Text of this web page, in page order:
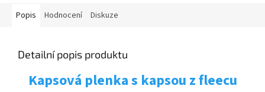
Popis Hodnocení Diskuze
Detailní popis produktu
Kapsová plenka s kapsou z fleecu